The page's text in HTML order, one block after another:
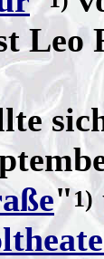
Leo
"1)